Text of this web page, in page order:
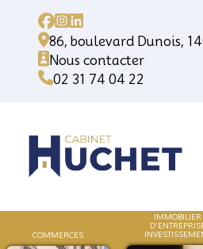
86, boulevard Dunois,
Nous contacter
02 31 74 04 22